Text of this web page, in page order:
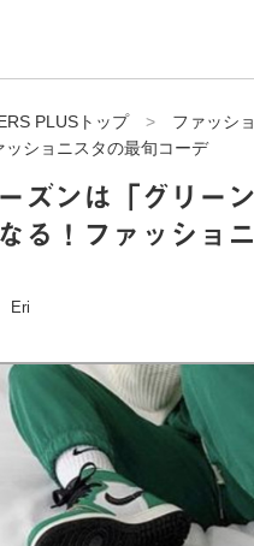
てみた
てみた
PLUSトップ> ファッシ
ッショニスタの最旬コーデ
ズンは「グリー
る！ファッショ
Eri